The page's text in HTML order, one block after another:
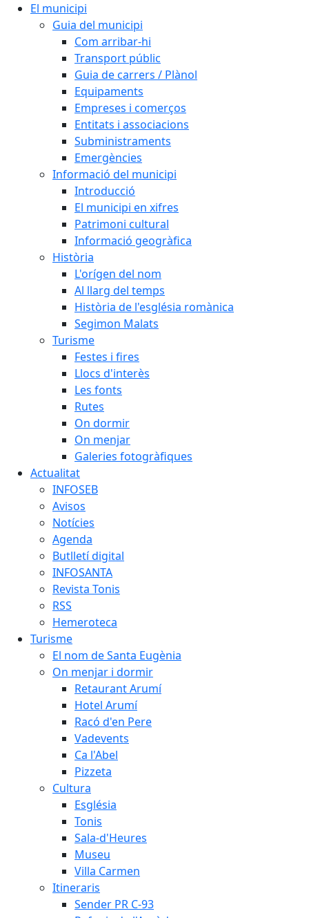
El municipi
Guia del municipi
Com arribar-hi
Transport públic
Guia de carrers / Plànol
Equipaments
Empreses i comerços
Entitats i associacions
Subministraments
Emergències
Informació del municipi
Introducció
El municipi en xifres
Patrimoni cultural
Informació geogràfica
Història
L'orígen del nom
Al llarg del temps
Història de l'església romànica
Segimon Malats
Turisme
Festes i fires
Llocs d'interès
Les fonts
Rutes
On dormir
On menjar
Galeries fotogràfiques
Actualitat
INFOSEB
Avisos
Notícies
Agenda
Butlletí digital
INFOSANTA
Revista Tonis
RSS
Hemeroteca
Turisme
El nom de Santa Eugènia
On menjar i dormir
Retaurant Arumí
Hotel Arumí
Racó d'en Pere
Vadevents
Ca l'Abel
Pizzeta
Cultura
Església
Tonis
Sala-d'Heures
Museu
Villa Carmen
Itineraris
Sender PR C-93